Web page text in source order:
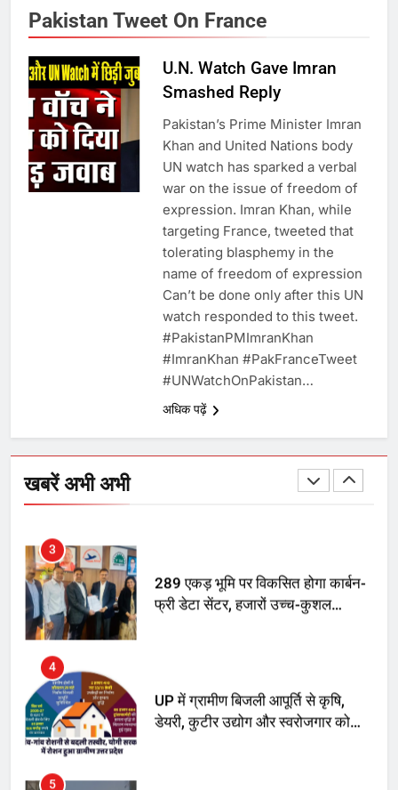
Pakistan Tweet On France
U.N. Watch Gave Imran
Smashed Reply
Pakistan’s Prime Minister Imran
Khan and United Nations body
UN watch has sparked a verbal
war on the issue of freedom of
expression. Imran Khan, while
targeting France, tweeted that
tolerating blasphemy in the
name of freedom of expression
Can’t be done only after this UN
watch responded to this tweet.
#PakistanPMImranKhan
#ImranKhan #PakFranceTweet
#UNWatchOnPakistan…
अधिक पढ़ें
खबरें अभी अभी
7
चुनाव से पहले लालू परिवार पर बड़ा झटका,
दिल्ली कोर्ट ने IRCTC घोटाले में आरोप
तय किए
SRN अस्पताल का नाम अमर शहीद ठाकुर
रोशन सिंह के नाम पर करने की मांग तेज
अमर शहीद ठाकुर रोशन सिंह के नाम पर
स्वरूप रानी नेहरू चिकित्सालय का
3
289 एकड़ भूमि पर विकसित होगा कार्बन-
फ्री डेटा सेंटर, हजारों उच्च-कुशल
रोजगार सृजन की संभावना
4
UP में ग्रामीण बिजली आपूर्ति से कृषि,
डेयरी, कुटीर उद्योग और स्वरोजगार को
मिला बढ़ावा
5